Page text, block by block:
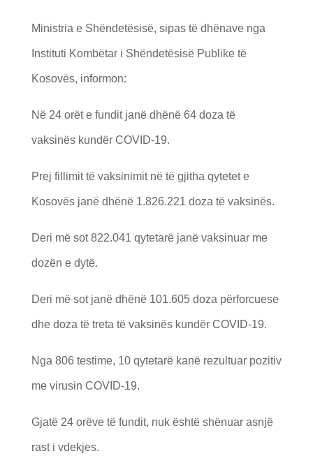
Ministria e Shëndetësisë, sipas të dhënave nga
Instituti Kombëtar i Shëndetësisë Publike të
Kosovës, informon:
Në 24 orët e fundit janë dhënë 64 doza të
vaksinës kundër COVID-19.
Prej fillimit të vaksinimit në të gjitha qytetet e
Kosovës janë dhënë 1.826.221 doza të vaksinës.
Deri më sot 822.041 qytetarë janë vaksinuar me
dozën e dytë.
Deri më sot janë dhënë 101.605 doza përforcuese
dhe doza të treta të vaksinës kundër COVID-19.
Nga 806 testime, 10 qytetarë kanë rezultuar pozitiv
me virusin COVID-19.
Gjatë 24 orëve të fundit, nuk është shënuar asnjë
rast i vdekjes.